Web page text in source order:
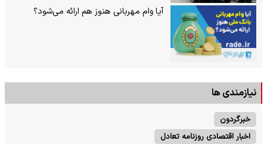
آیا وام مهربانی هنوز هم ارائه می‌شود؟
نیازمندی ها
خبرگردون
اخبار اقتصادی روزنامه تعادل